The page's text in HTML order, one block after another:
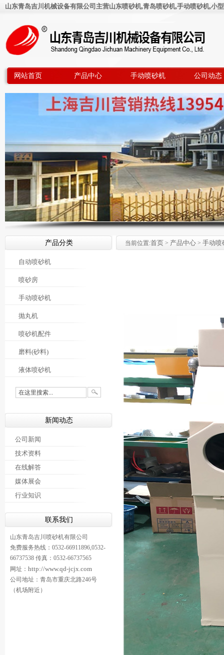
山东青岛吉川机械设备有限公司主营山东喷砂机,青岛喷砂机,手动喷砂机,小
网站首页 产品中心 手动喷砂机 公司动态
产品分类
自动喷砂机
喷砂房
手动喷砂机
抛丸机
喷砂机配件
磨料(砂料)
液体喷砂机
新闻动态
公司新闻
技术资料
在线解答
媒体展会
行业知识
联系我们
山东青岛吉川喷砂机有限公司
免费服务热线：0532-66911896,0532-
66737538 传真：0532-66737565
网址： http://www.qd-jcjx.com
公司地址：青岛市重庆北路246号
（机场附近）
当前位置:首页 > 产品中心 > 手动喷